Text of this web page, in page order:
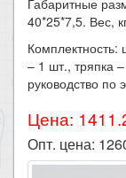
Габаритные
40*25*7,5. Вес,
– 1 шт., тряпка
руководство по
Цена:
Опт. цена: